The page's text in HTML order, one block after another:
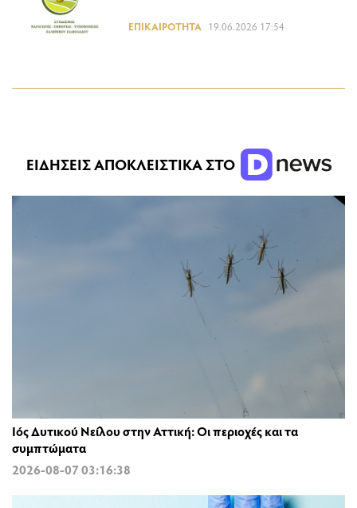
ΕΠΙΚΑΙΡΌΤΗΤΑ 19.06.2026 17:54
ΕΙΔΗΣΕΙΣ ΑΠΟΚΛΕΙΣΤΙΚΑ ΣΤΟ
Ιός Δυτικού Νείλου στην Αττική: Οι περιοχές και τα
συμπτώματα
2026-08-07 03:16:38